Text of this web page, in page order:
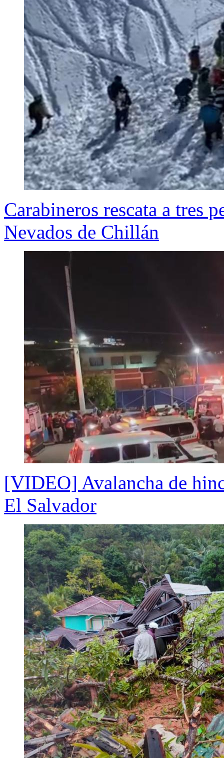
Carabineros rescata a tres
Nevados de Chillán
[VIDEO] Avalancha de
El Salvador